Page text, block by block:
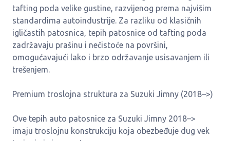
tafting poda velike gustine, razvijenog prema najvišim
standardima autoindustrije. Za razliku od klasičnih
igličastih patosnica, tepih patosnice od tafting poda
zadržavaju prašinu i nečistoće na površini,
omogućavajući lako i brzo održavanje usisavanjem ili
trešenjem.
Premium troslojna struktura za Suzuki Jimny (2018–>)
Ove tepih auto patosnice za Suzuki Jimny 2018–>
imaju troslojnu konstrukciju koja obezbeđuje dug vek